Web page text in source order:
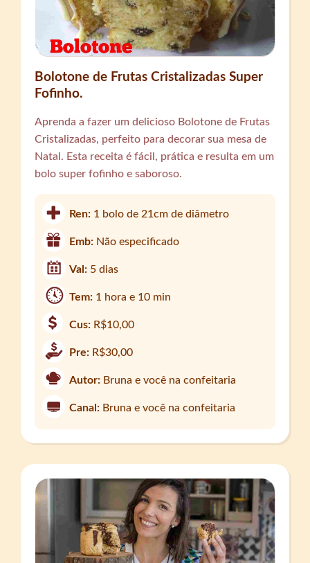
Bolotone de Frutas Cristalizadas Super
Fofinho.
Aprenda a fazer um delicioso Bolotone de Frutas
Cristalizadas, perfeito para decorar sua mesa de
Natal. Esta receita é fácil, prática e resulta em um
bolo super fofinho e saboroso.
Ren: 1 bolo de 21cm de diâmetro
Emb: Não especificado
Val: 5 dias
Tem: 1 hora e 10 min
Cus: R$10,00
Pre: R$30,00
Autor: Bruna e você na confeitaria
Canal: Bruna e você na confeitaria